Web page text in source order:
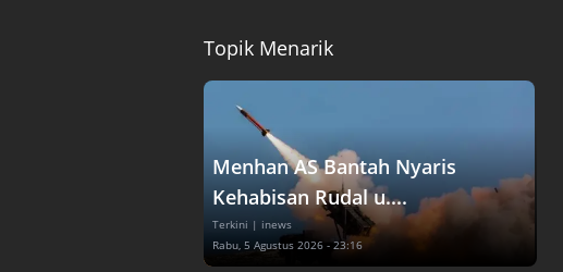
Topik Menarik
Menhan AS Bantah Nyaris
Kehabisan Rudal u....
Terkini | inews
Rabu, 5 Agustus 2026 - 23:16